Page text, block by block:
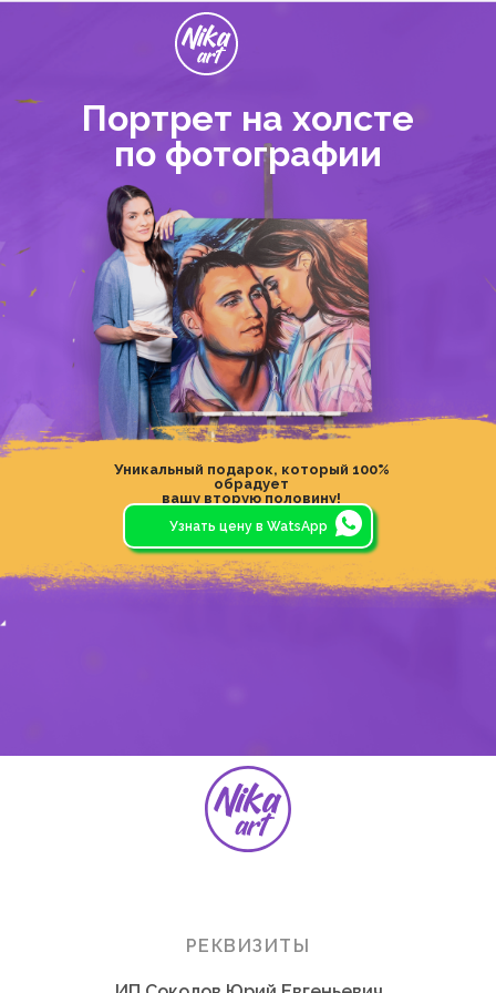
Портрет на холсте
по фотографии
Уникальный подарок, который 100%
обрадует
вашу вторую половину!
Узнать цену в WatsApp
РЕКВИЗИТЫ